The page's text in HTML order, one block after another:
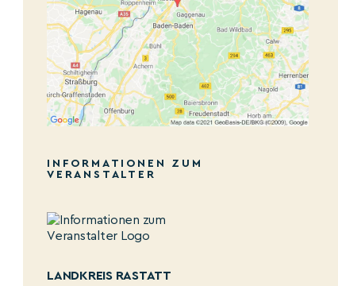
INFORMATIONEN ZUM
VERANSTALTER
LANDKREIS RASTATT